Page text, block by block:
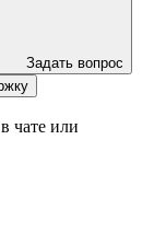
Задать вопрос
чате или